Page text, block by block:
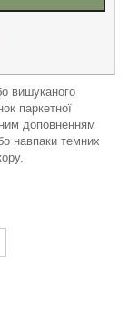
вишуканого
паркетної
доповненням
навпаки темних